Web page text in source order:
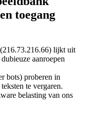
toegang
lijkt uit
aanroepen
bots) proberen in
te vergaren.
belasting van ons